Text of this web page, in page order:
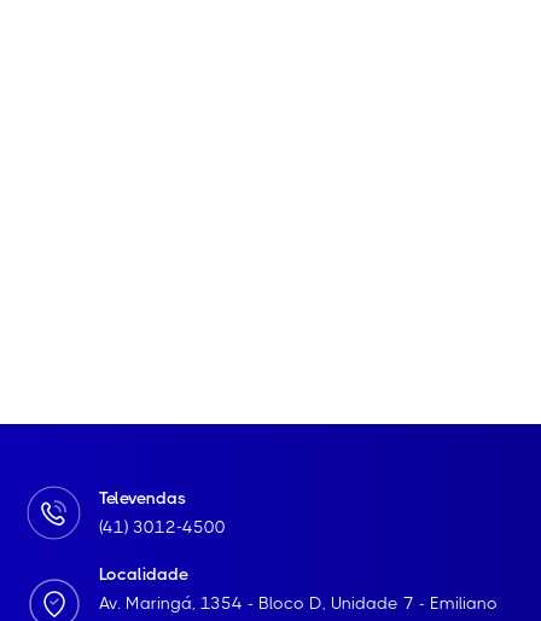
Televendas
(41) 3012-4500
Localidade
Av. Maringá, 1354 - Bloco D, Unidade 7 - Emiliano